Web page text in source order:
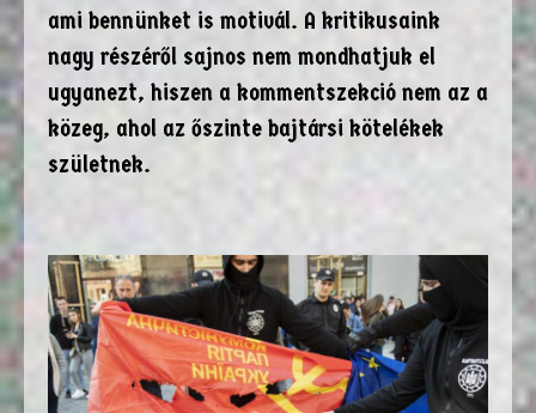
ami bennünket is motivál. A kritikusaink
nagy részéről sajnos nem mondhatjuk el
ugyanezt, hiszen a kommentszekció nem az a
közeg, ahol az őszinte bajtársi kötelékek
születnek.